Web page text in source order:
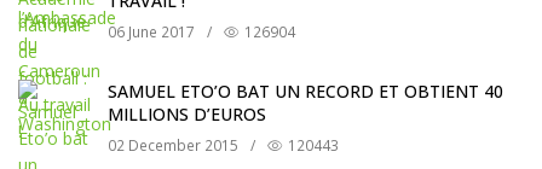
06 June 2017 / 126904
SAMUEL ETO’O BAT UN RECORD ET OBTIENT 40
MILLIONS D’EUROS
02 December 2015 / 120443